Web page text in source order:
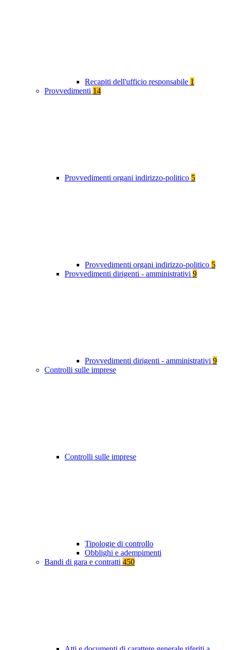
Recapiti dell'ufficio responsabile 1
Provvedimenti 14
Provvedimenti organi indirizzo-politico 5
Provvedimenti organi indirizzo-politico 5
Provvedimenti dirigenti - amministrativi 9
Provvedimenti dirigenti - amministrativi 9
Controlli sulle imprese
Controlli sulle imprese
Tipologie di controllo
Obblighi e adempimenti
Bandi di gara e contratti 450